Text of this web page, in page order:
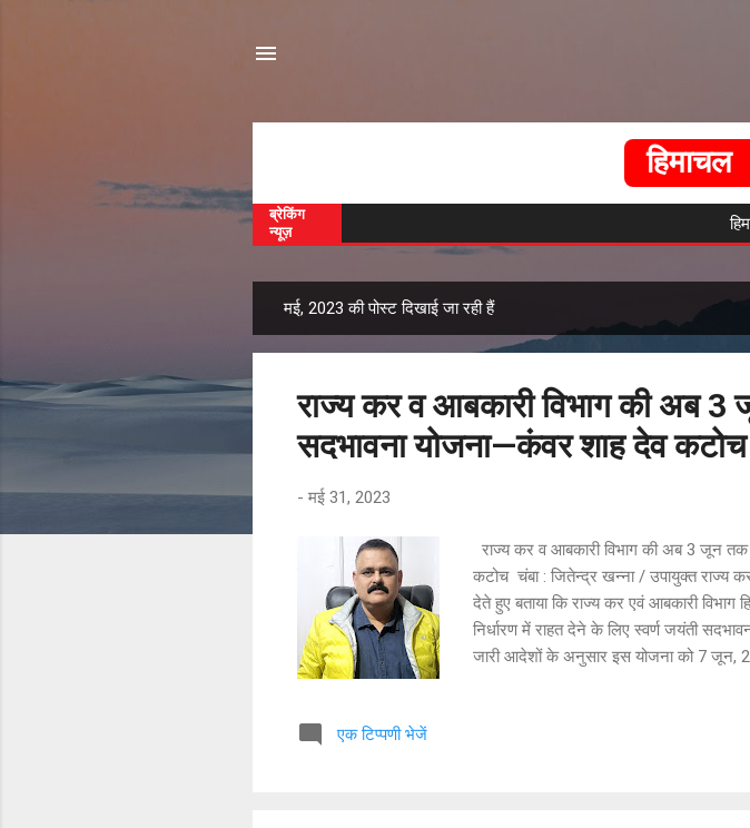
हिमाचल
ब्रेकिंग
न्यूज़
हिमाचल की
दे
मई, 2023 की पोस्ट दिखाई जा रही हैं
राज्य कर व आबकारी विभाग की अब 3
सदभावना योजना—कंवर शाह देव कटोच
- मई 31, 2023
राज्य कर व आबकारी विभाग की अब 3 जून तक
कटोच चंबा : जितेन्द्र खन्ना / उपायुक्त राज्य
देते हुए बताया कि राज्य कर एवं आबकारी विभाग
निर्धारण में राहत देने के लिए स्वर्ण जयंती
जारी आदेशों के अनुसार इस योजना को 7 जून,
व्यापारी जिनका कर निर्धारण नहीं हुआ है
एक टिप्पणी भेजें